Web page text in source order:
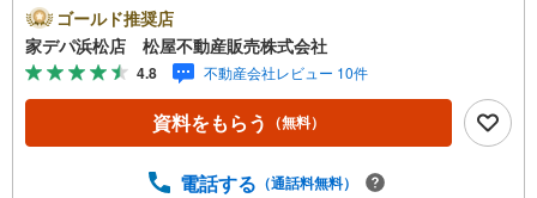
圏内で生活便利！■エレベーター停止階●松屋不動産販売株
式会社 家デパのつよみ●・浜松市中央区に特化し浜名区ま
で幅広い物件を取り扱っています！浜松市の物件ならおま
かせください。新築戸建、中古戸建、中古マンション、土
地をお客様のご希望に合わせてご提案いたします！・中古
物件のリフォーム実績多数！中古物件をご購入の際、約7
入より低コストで、新築同様の快適なお住まいを実現でき
ゴールド推奨店
家デパ浜松店 松屋不動産販売株式会社
4.8 不動産会社レビュー 10件
資料をもらう （無料）
電話する （通話料無料）